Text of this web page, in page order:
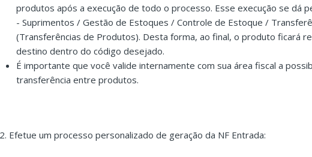
produtos após a execução de todo o processo. Esse execução se dá
- Suprimentos / Gestão de Estoques / Controle de Estoque /
(Transferências de Produtos). Desta forma, ao final, o produto ficará
destino dentro do código desejado.
É importante que você valide internamente com sua área fiscal a
transferência entre produtos.
Efetue um processo personalizado de geração da NF Entrada: